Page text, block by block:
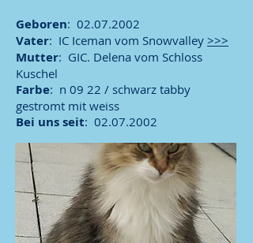
Geboren: 02.07.2002
Vater: IC Iceman vom Snowvalley >>>
Mutter: GIC. Delena vom Schloss
Kuschel
Farbe: n 09 22 / schwarz tabby
gestromt mit weiss
Bei uns seit: 02.07.2002